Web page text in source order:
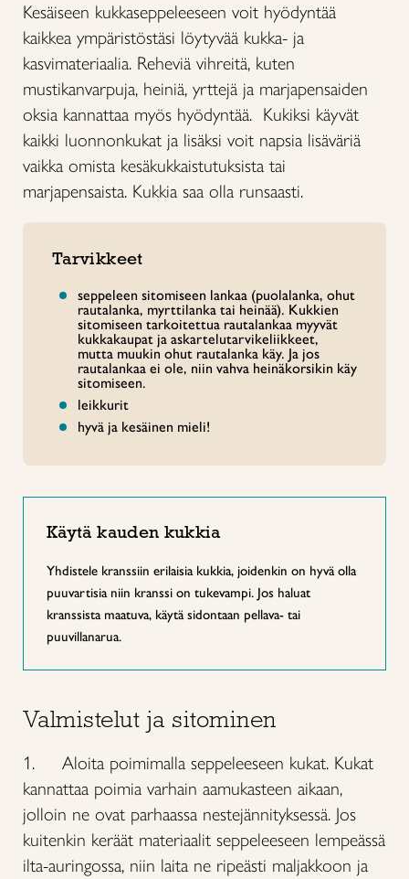
Kesäiseen kukkaseppeleeseen voit hyödyntää
kaikkea ympäristöstäsi löytyvää kukka- ja
kasvimateriaalia. Reheviä vihreitä, kuten
mustikanvarpuja, heiniä, yrttejä ja marjapensaiden
oksia kannattaa myös hyödyntää. Kukiksi käyvät
kaikki luonnonkukat ja lisäksi voit napsia lisäväriä
vaikka omista kesäkukkaistutuksista tai
marjapensaista. Kukkia saa olla runsaasti.
Tarvikkeet
seppeleen sitomiseen lankaa (puolalanka, ohut
rautalanka, myrttilanka tai heinää). Kukkien
sitomiseen tarkoitettua rautalankaa myyvät
kukkakaupat ja askartelutarvikeliikkeet,
mutta muukin ohut rautalanka käy. Ja jos
rautalankaa ei ole, niin vahva heinäkorsikin käy
sitomiseen.
leikkurit
hyvä ja kesäinen mieli!
Käytä kauden kukkia
Yhdistele kranssiin erilaisia kukkia, joidenkin on hyvä olla
puuvartisia niin kranssi on tukevampi. Jos haluat
kranssista maatuva, käytä sidontaan pellava- tai
puuvillanarua.
Valmistelut ja sitominen
1. Aloita poimimalla seppeleeseen kukat. Kukat
kannattaa poimia varhain aamukasteen aikaan,
jolloin ne ovat parhaassa nestejännityksessä. Jos
kuitenkin keräät materiaalit seppeleeseen lempeässä
ilta-auringossa, niin laita ne ripeästi maljakkoon ja